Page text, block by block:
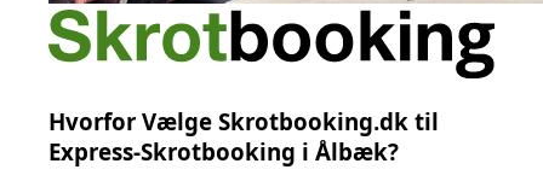
Hvorfor Vælge Skrotbooking.dk til
Express-Skrotbooking i Ålbæk?